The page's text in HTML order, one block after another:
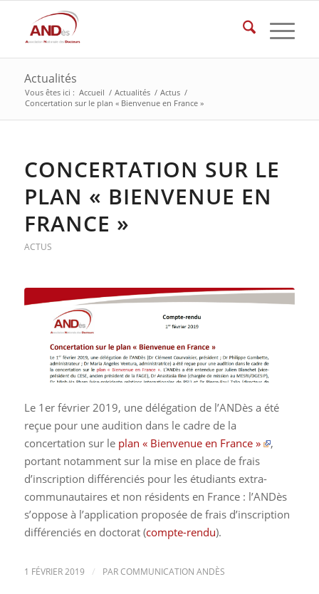
Actualités
Vous êtes ici : Accueil / Actualités / Actus /
Concertation sur le plan « Bienvenue en France »
CONCERTATION SUR LE
PLAN « BIENVENUE EN
FRANCE »
ACTUS
Le 1er février 2019, une délégation de l’ANDès a été
reçue pour une audition dans le cadre de la
concertation sur le plan « Bienvenue en France »
,
portant notamment sur la mise en place de frais
d’inscription différenciés pour les étudiants extra-
communautaires et non résidents en France : l’ANDès
s’oppose à l’application proposée de frais d’inscription
différenciés en doctorat (compte-rendu).
1 FÉVRIER 2019 / PARCOMMUNICATION ANDÈS